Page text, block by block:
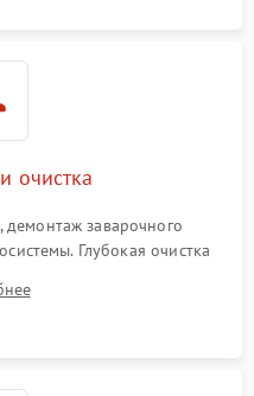
очистка
демонтаж заварочного
Глубокая очистка
масел, жмыха и накипи.
с использованием